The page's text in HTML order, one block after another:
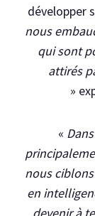
développer
nous
qui sont
attirés
»
«
nous
en